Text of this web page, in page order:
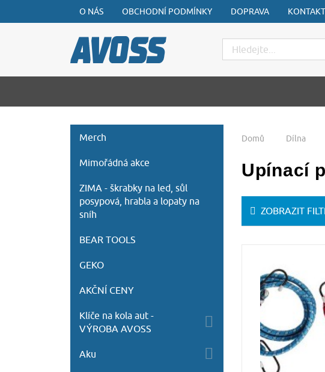
O NÁS OBCHODNÍ PODMÍNKY DOPRAVA
Hledat
Merch
Mimořádná akce
ZIMA - škrabky na led, sůl
posypová, hrabla a lopaty na
sníh
BEAR TOOLS
GEKO
AKČNÍ CENY
Klíče na kola aut -
VÝROBA AVOSS
Aku
Domů Dílna
Upínací
ZOBRAZIT